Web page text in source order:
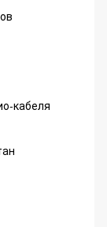
кабеля